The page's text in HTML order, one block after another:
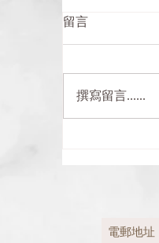
2023-3-19
留言
撰寫留言......